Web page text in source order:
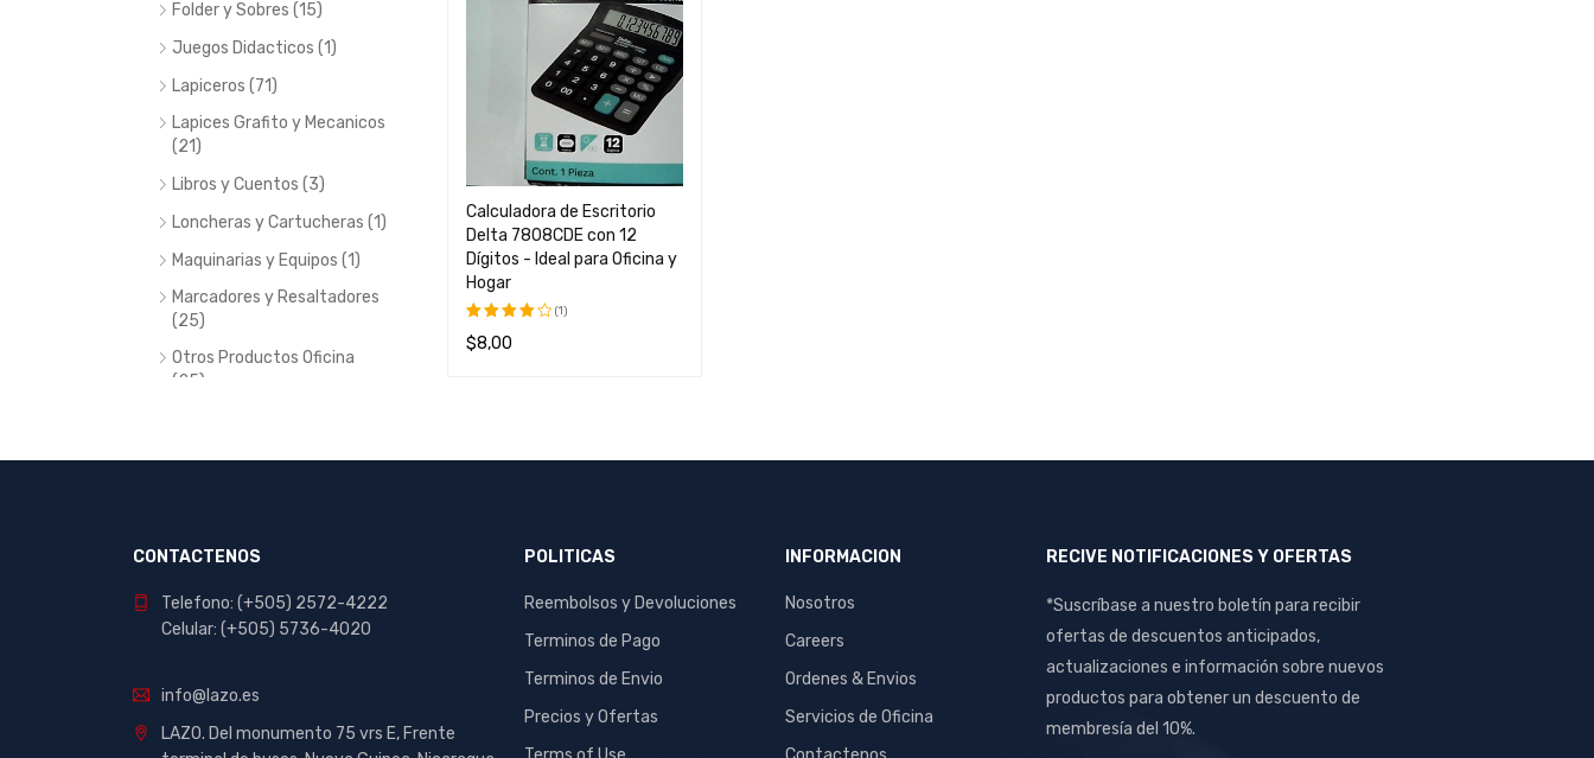
Folder y Sobres (15)
Juegos Didacticos (1)
Lapiceros (71)
Lapices Grafito y Mecanicos
(21)
Libros y Cuentos (3)
Loncheras y Cartucheras (1)
Maquinarias y Equipos (1)
Marcadores y Resaltadores
(25)
Otros Productos Oficina
(25)
Reglas y Estuches
Tajadores (4)
Tijeras (12)
Calculadora de Escritorio
Delta 7808CDE con 12
Dígitos - Ideal para Oficina y
Hogar
Valorado
(1)
$8,00
CONTACTENOS
Telefono: (+505) 2572-4222
Celular: (+505) 5736-4020
info@lazo.es
LAZO. Del monumento 75 vrs E, Frente
POLITICAS
Reembolsos y Devoluciones
Terminos de Pago
Terminos de Envio
Precios y Ofertas
INFORMACION
Nosotros
Careers
Ordenes & Envios
Servicios de Oficina
RECIVE NOTIFICACIONES Y OFERTAS
*Suscríbase a nuestro boletín para recibir
ofertas de descuentos anticipados,
actualizaciones e información sobre nuevos
productos para obtener un descuento de
membresía del 10%.